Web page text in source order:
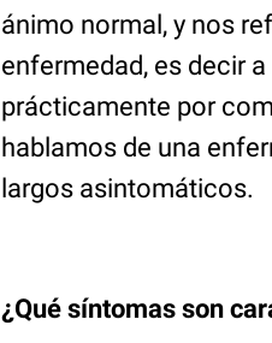
ánimo normal, y nos
enfermedad, es decir
prácticamente por
hablamos de una
largos asintomáticos.
¿Qué síntomas son